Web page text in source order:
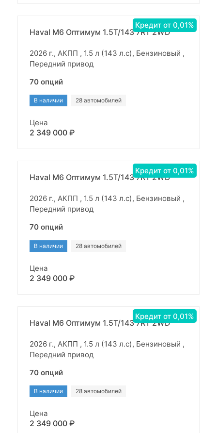
Кредит от 0,01%
Haval M6 Оптимум 1.5T/143 7RT 2WD
2026 г., АКПП , 1.5 л (143 л.с), Бензиновый ,
Передний привод
70 опций
В наличии 28 автомобилей
Цена
2 349 000 ₽
Кредит от 0,01%
Haval M6 Оптимум 1.5T/143 7RT 2WD
2026 г., АКПП , 1.5 л (143 л.с), Бензиновый ,
Передний привод
70 опций
В наличии 28 автомобилей
Цена
2 349 000 ₽
Кредит от 0,01%
Haval M6 Оптимум 1.5T/143 7RT 2WD
2026 г., АКПП , 1.5 л (143 л.с), Бензиновый ,
Передний привод
70 опций
В наличии 28 автомобилей
Цена
2 349 000 ₽